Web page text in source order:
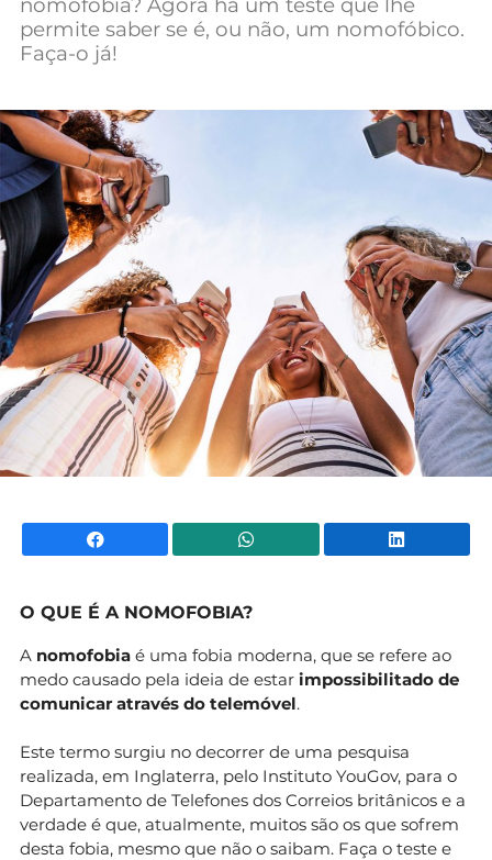
Mundial 2026
permite saber se é, ou não, um nomofóbico.
Faça-o já!
Facebook WhatsApp
O QUE É A NOMOFOBIA?
A nomofobia é uma fobia moderna, que se refere ao
medo causado pela ideia de estar impossibilitado de
comunicar através do telemóvel.
Este termo surgiu no decorrer de uma pesquisa
realizada, em Inglaterra, pelo Instituto YouGov, para o
Departamento de Telefones dos Correios britânicos e a
verdade é que, atualmente, muitos são os que sofrem
desta fobia, mesmo que não o saibam. Faça o teste e